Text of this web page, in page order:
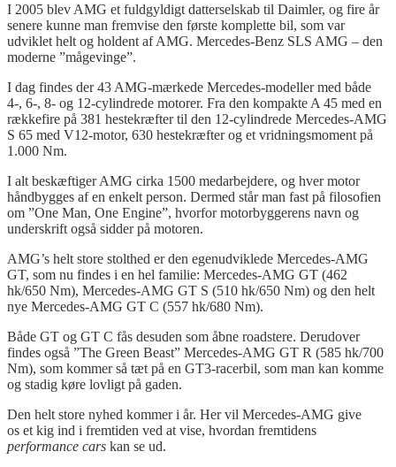
I 2005 blev AMG et fuldgyldigt datterselskab til Daimler, og fire år
senere kunne man fremvise den første komplette bil, som var
udviklet helt og holdent af AMG. Mercedes-Benz SLS AMG – den
moderne ”mågevinge”.
I dag findes der 43 AMG-mærkede Mercedes-modeller med både
4-, 6-, 8- og 12-cylindrede motorer. Fra den kompakte A 45 med en
rækkefire på 381 hestekræfter til den 12-cylindrede Mercedes-AMG
S 65 med V12-motor, 630 hestekræfter og et vridningsmoment på
1.000 Nm.
I alt beskæftiger AMG cirka 1500 medarbejdere, og hver motor
håndbygges af en enkelt person. Dermed står man fast på filosofien
om ”One Man, One Engine”, hvorfor motorbyggerens navn og
underskrift også sidder på motoren.
AMG’s helt store stolthed er den egenudviklede Mercedes-AMG
GT, som nu findes i en hel familie: Mercedes-AMG GT (462
hk/650 Nm), Mercedes-AMG GT S (510 hk/650 Nm) og den helt
nye Mercedes-AMG GT C (557 hk/680 Nm).
Både GT og GT C fås desuden som åbne roadstere. Derudover
findes også ”The Green Beast” Mercedes-AMG GT R (585 hk/700
Nm), som kommer så tæt på en GT3-racerbil, som man kan komme
og stadig køre lovligt på gaden.
Den helt store nyhed kommer i år. Her vil Mercedes-AMG give
os et kig ind i fremtiden ved at vise, hvordan fremtidens
performance cars kan se ud.